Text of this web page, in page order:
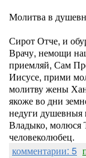
Молитва в
Сирот Отче, и
Врачу, немощи
приемляй, Сам
Иисусе, прими
молитву жены
якоже во дни
недуги душевныя
Владыко, молюся
человеколюбец.
комментарии: 5